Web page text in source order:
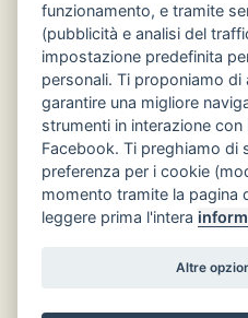
Hôtels
funzionamento, e tramite
(pubblicità e analisi del
impostazione predefinita
personali. Ti proponiamo
garantire una migliore
strumenti in interazione
Facebook. Ti preghiamo di
preferenza per i cookie
momento tramite la pagina
leggere prima l'intera
Altre